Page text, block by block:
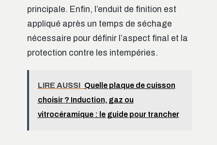
principale. Enfin, l’enduit de finition est
appliqué après un temps de séchage
nécessaire pour définir l’aspect final et la
protection contre les intempéries.
LIRE AUSSI Quelle plaque de cuisson
choisir ? Induction, gaz ou
vitrocéramique : le guide pour trancher